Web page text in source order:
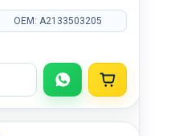
OEM: A2133503205